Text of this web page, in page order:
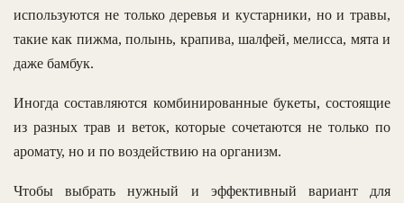
используются не только деревья и кустарники, но и травы,
такие как пижма, полынь, крапива, шалфей, мелисса, мята и
даже бамбук.
Иногда составляются комбинированные букеты, состоящие
из разных трав и веток, которые сочетаются не только по
аромату, но и по воздействию на организм.
Чтобы выбрать нужный и эффективный вариант для